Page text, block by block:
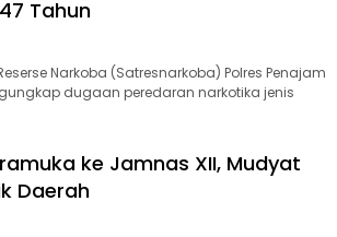
Tahun
Reserse Narkoba (Satresnarkoba) Polres Penajam
dugaan peredaran narkotika jenis
ke Jamnas XII, Mudyat
Daerah